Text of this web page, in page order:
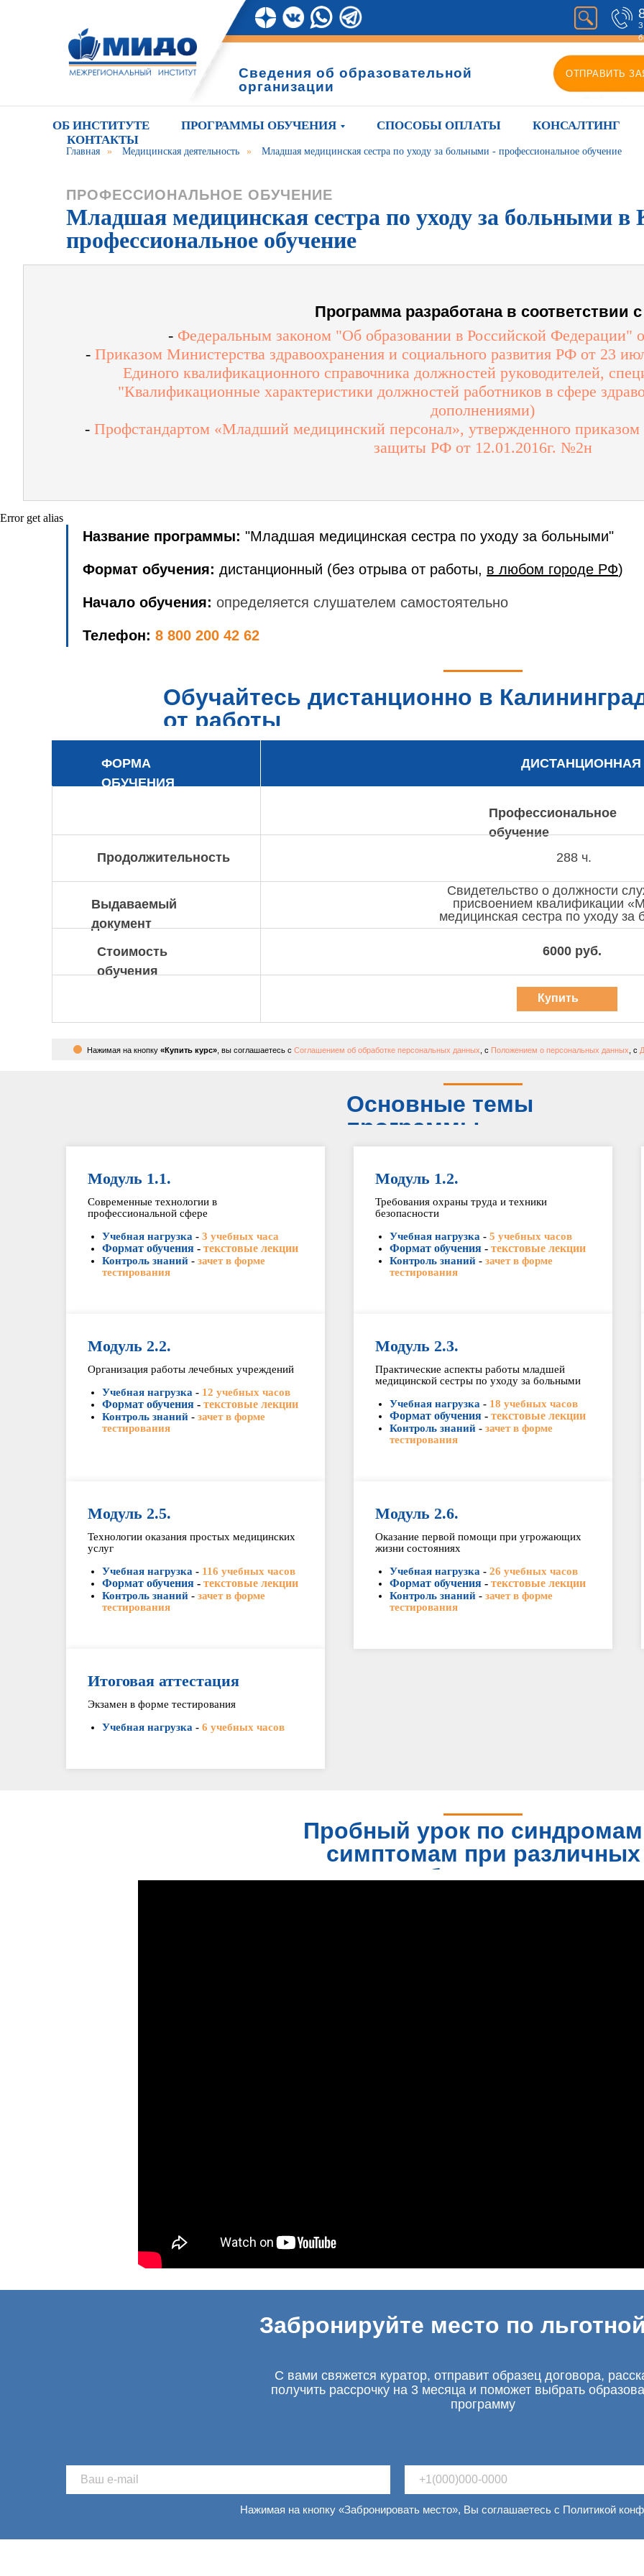
ОТПРАВИТЬ
Сведения об образовательной
организации
ОБ ИНСТИТУТЕ ПРОГРАММЫ ОБУЧЕНИЯ СПОСОБЫ ОПЛАТЫ
КОНСАЛТИНГ
КОНТАКТЫ
Главная » Медицинская деятельность » Младшая медицинская сестра по уходу за больными - профессиональное обучение
ПРОФЕССИОНАЛЬНОЕ ОБУЧЕНИЕ
Младшая медицинская сестра по уходу за больными в
профессиональное обучение
Программа разработана в соответствии
- Федеральным законом "Об образовании в Российской Федерации"
- Приказом Министерства здравоохранения и социального развития РФ от 23
Единого квалификационного справочника должностей руководителей,
"Квалификационные характеристики должностей работников в сфере
дополнениями)
- Профстандартом «Младший медицинский персонал», утвержденного
защиты РФ от 12.01.2016г. №2н
Error get alias
Название программы: "Младшая медицинская сестра по уходу за больными"
Формат обучения: дистанционный (без отрыва от работы, в любом городе РФ)
Начало обучения: определяется слушателем самостоятельно
Телефон: 8 800 200 42 62
Обучайтесь дистанционно в
от работы
ФОРМА
ОБУЧЕНИЯ
ДИСТАНЦИОННАЯ
Профессиональное
обучение
Продолжительность
Выдаваемый
документ
Стоимость
обучения
Свидетельство о должности
присвоением квалификации
медицинская сестра по уходу за
288 ч.
6000 руб.
Купить
курс
Нажимая на кнопку «Купить курс» , вы соглашаетесь с Соглашением об обработке персональных данных , с Положением о персональных данных , с
Основные темы
программы
Модуль 1.1.
Современные технологии в
профессиональной сфере
Учебная нагрузка - 3 учебных часа
Формат обучения - текстовые лекции
Контроль знаний - зачет в форме
тестирования
Модуль 1.2.
Требования охраны труда и техники
безопасности
Учебная нагрузка - 5 учебных часов
Формат обучения- текстовые лекции
Контроль знаний- зачет в форме
тестирования
Модуль 2.2.
Организация работы лечебных учреждений
Учебная нагрузка - 12 учебных часов
Формат обучения - текстовые лекции
Контроль знаний - зачет в форме
тестирования
Модуль 2.3.
Практические аспекты работы младшей
медицинской сестры по уходу за больными
Учебная нагрузка - 18 учебных часов
Формат обучения- текстовые лекции
Контроль знаний- зачет в форме
тестирования
Модуль 2.5.
Технологии оказания простых медицинских
услуг
Учебная нагрузка - 116 учебных часов
Формат обучения - текстовые лекции
Контроль знаний - зачет в форме
тестирования
Модуль 2.6.
Оказание первой помощи при угрожающих
жизни состояниях
Учебная нагрузка - 26 учебных часов
Формат обучения- текстовые лекции
Контроль знаний- зачет в форме
тестирования
Итоговая аттестация
Экзамен в форме тестирования
Учебная нагрузка - 6 учебных часов
Пробный урок по
симптомам при различных
заболеваниях
Забронируйте место по
С вами свяжется куратор, отправит образец договора,
получить рассрочку на 3 месяца и поможет выбрать
программу
Нажимая на кнопку «Забронировать место», Вы соглашаетесь с Политикой